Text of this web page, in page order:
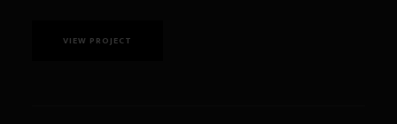
VIEW PROJECT